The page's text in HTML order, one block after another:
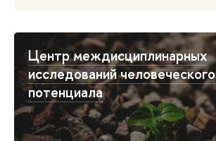
Центр междисциплинарных
исследований человеческого
потенциала